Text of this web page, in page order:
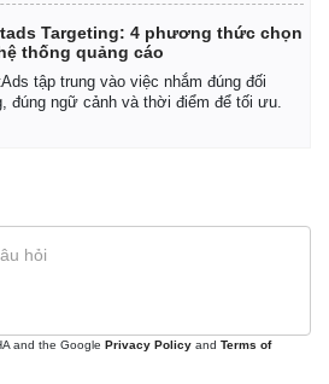
Targeting: 4 phương thức chọn
thống quảng cáo
tập trung vào việc nhắm đúng đối
đúng ngữ cảnh và thời điểm để tối ưu.
and the Google Privacy Policy and Terms of